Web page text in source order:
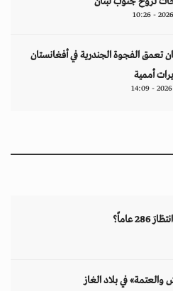
تعمق الفجوة الجندرية في أفغانستان
أممية
عاماً؟
في بلاد الغاز